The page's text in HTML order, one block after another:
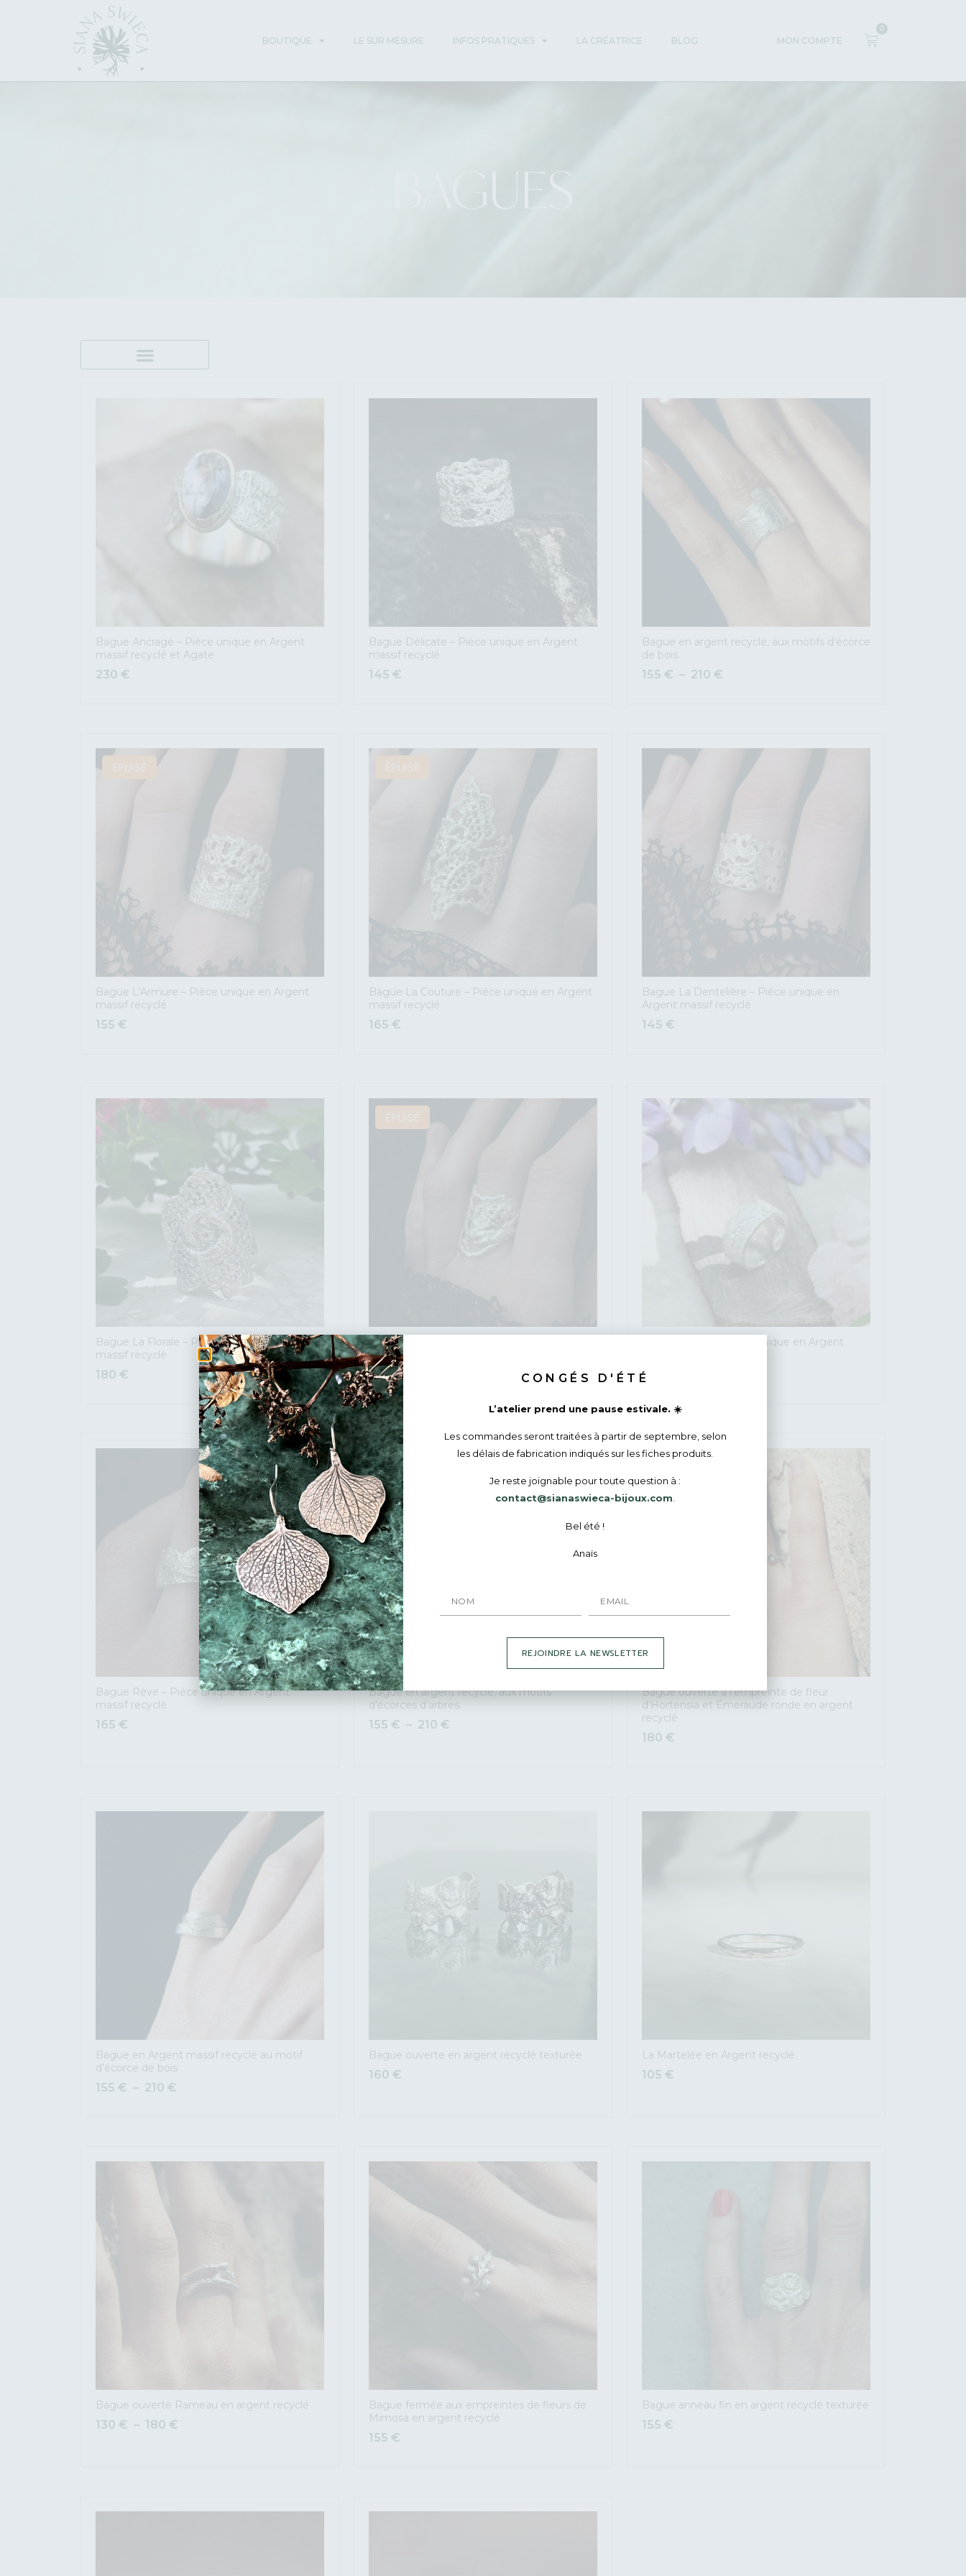
BOUTIQUE LE SUR MESURE INFOS PRATIQUES LA CRÉATRICE BLOG MON COMPTE
0
Bague Ancrage – Pièce unique en Argent
massif recyclé et Agate
230 €
Bague Délicate – Pièce unique en Argent
massif recyclé
145 €
Bague en argent recyclé, aux motifs d’écorce
de bois.
155 € – 210 €
Bague L’Armure – Pièce unique en Argent
massif recyclé
155 €
ÉPUISÉ
Bague La Couture – Pièce unique en Argent
massif recyclé
165 €
ÉPUISÉ
Bague La Dentelière – Pièce unique en
Argent massif recyclé
145 €
Bague La Florale – Pièce unique en Argent
massif recyclé
180 €
Bague La Mystérieuse – Pièce unique en
Argent massif recyclé
145€
ÉPUISÉ
Bague Poésie – Pièce unique en Argent
165
Bague Rêve – Pièce unique en Argent
massif recyclé
165 €
Bague en argent recyclé, aux motifs
d’écorces d’arbres.
155 € – 210 €
Bague ouverte à l’empreinte de fleur
d’Hortensia et Émeraude ronde en argent
recyclé
180 €
Bague en Argent massif recyclé au motif
d’écorce de bois
155 € – 210 €
Bague ouverte en argent recyclé texturée
160 €
La Martelée en Argent recyclé
105 €
Bague ouverte Rameau en argent recyclé
130 € – 180 €
Bague fermée aux empreintes de fleurs de
Mimosa en argent recyclé
155 €
Bague anneau fin en argent recyclé texturée
155 €
CONGÉS D'ÉTÉ
L’atelier prend une pause estivale. ☀️
Les commandes seront traitées à partir de septembre, selon
les délais de fabrication indiqués sur les fiches produits.
Je reste joignable pour toute question à :
contact@sianaswieca-bijoux.com.
Bel été !
Anaïs
REJOINDRE LA NEWSLETTER